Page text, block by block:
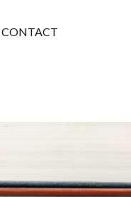
CONTACT